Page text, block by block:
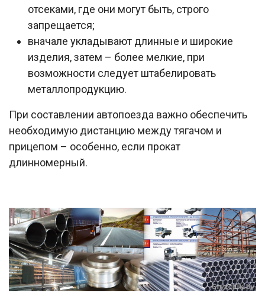
отсеками, где они могут быть, строго
запрещается;
вначале укладывают длинные и широкие
изделия, затем – более мелкие, при
возможности следует штабелировать
металлопродукцию.
При составлении автопоезда важно обеспечить
необходимую дистанцию между тягачом и
прицепом – особенно, если прокат
длинномерный.